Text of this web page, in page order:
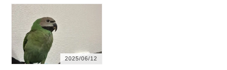
ンコではなく・・・
2025/06/12